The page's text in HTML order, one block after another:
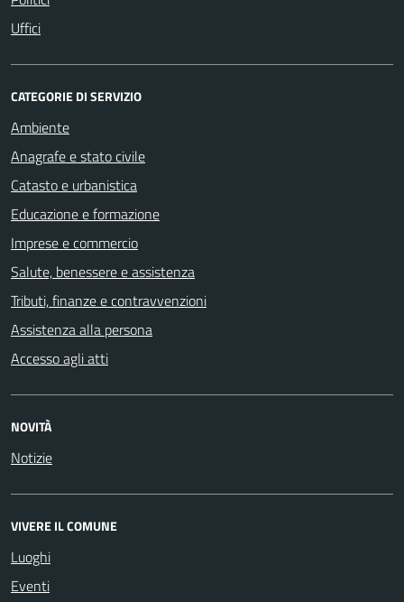
Uffici
CATEGORIE DI SERVIZIO
Ambiente
Anagrafe e stato civile
Catasto e urbanistica
Educazione e formazione
Imprese e commercio
Salute, benessere e assistenza
Tributi, finanze e contravvenzioni
Assistenza alla persona
Accesso agli atti
NOVITÀ
Notizie
VIVERE IL COMUNE
Luoghi
Eventi